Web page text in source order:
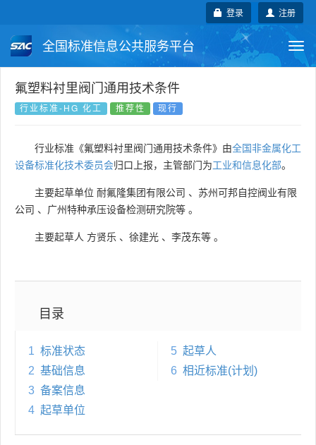
注册
登录
全国标准信息公共服务平台
国家标准 行业标准
国外标准 技术委员会
氟塑料衬里阀门通用技术条件
行业标准-HG 化工 推荐性 现行
行业标准《氟塑料衬里阀门通用技术条件》由全国非金属化工
设备标准化技术委员会归口上报，主管部门为工业和信息化部。
主要起草单位 耐氟隆集团有限公司 、 苏州可邦自控阀业有限
公司 、 广州特种承压设备检测研究院等 。
主要起草人 方贤乐 、 徐建光 、 李茂东等 。
目录
1 标准状态
2 基础信息
3 备案信息
4 起草单位
5 起草人
6 相近标准(计划)